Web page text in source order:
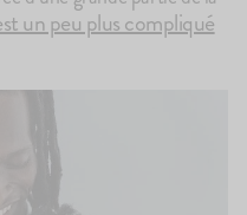
100g 4.8
Le Brassé
un peu plus compliqué